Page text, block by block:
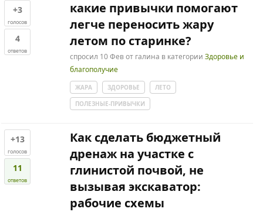
+3
голосов
4
ответов
какие привычки помогают
легче переносить жару
летом по старинке?
спросил 10 Фев от галина в категории Здоровье и
благополучие
ЖАРА ЗДОРОВЬЕ
ЛЕТО
ПОЛЕЗНЫЕ-ПРИВЫЧКИ
+13
голосов
11
ответов
Как сделать бюджетный
дренаж на участке с
глинистой почвой, не
вызывая экскаватор:
рабочие схемы